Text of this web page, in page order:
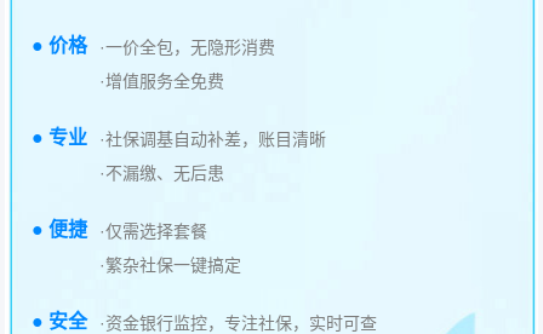
● 价格
·一价全包，无隐形消费
·增值服务全免费
● 专业
·社保调基自动补差，账目清晰
·不漏缴、无后患
● 便捷
·仅需选择套餐
·繁杂社保一键搞定
● 安全
·资金银行监控，专注社保，实时可查